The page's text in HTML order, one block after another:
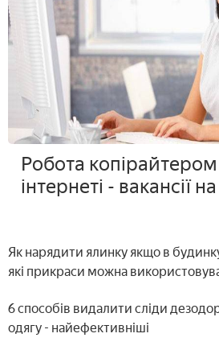
Робота
інтернеті - вакансії
Як нарядити ялинку якщо в
які прикраси можна
6 способів видалити сліди
одягу - найефективніші